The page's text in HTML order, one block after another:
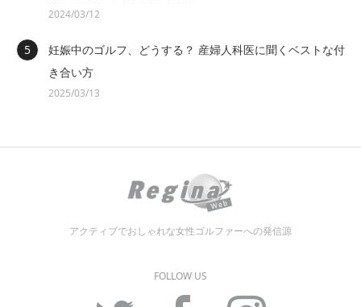
2024/03/12
妊娠中のゴルフ、どうする？ 産婦人科医に聞くベストな付
き合い方
2025/03/13
アクティブでおしゃれな女性ゴルファーへの発信源
FOLLOW US